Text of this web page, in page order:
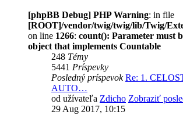
[phpBB Debug] PHP Warning: in file
[ROOT]/vendor/twig/twig/lib/Twig/
on line 1266: count(): Parameter must
object that implements Countable
248 Témy
5441 Príspevky
Posledný príspevok Re: 1.
AUTO…
od užívateľa Zdicho Zobraziť
29 Aug 2017, 10:15